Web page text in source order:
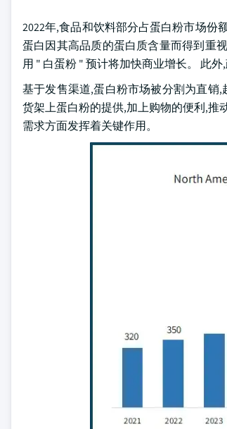
2022年,食品和饮料部分占蛋白粉市场份
蛋白因其高品质的蛋白质含量而得到重
用 " 白蛋粉 " 预计将加快商业增长。 此
基于发售渠道,蛋白粉市场被分割为直销
货架上蛋白粉的提供,加上购物的便利,推
需求方面发挥着关键作用。